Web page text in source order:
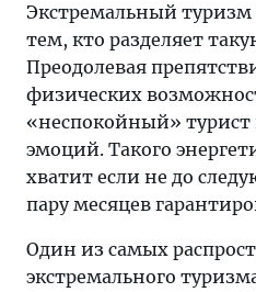
Экстремальный туризм
тем, кто разделяет
Преодолевая
физических
«неспокойный» турист
эмоций. Такого
хватит если не до
пару месяцев
Один из самых
экстремального